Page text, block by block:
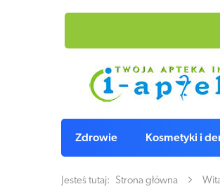
Zdrowie Kosmetyki i
Jesteś tutaj: Strona główna